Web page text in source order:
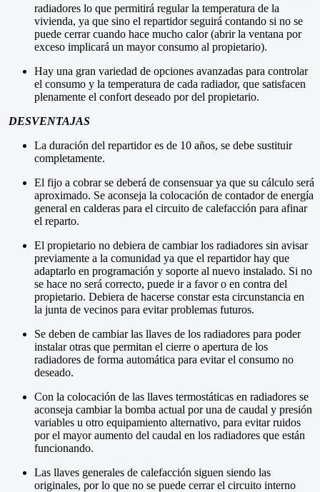
radiadores lo que permitirá regular la temperatura de la
vivienda, ya que sino el repartidor seguirá contando si no se
puede cerrar cuando hace mucho calor (abrir la ventana por
exceso implicará un mayor consumo al propietario).
Hay una gran variedad de opciones avanzadas para controlar
el consumo y la temperatura de cada radiador, que satisfacen
plenamente el confort deseado por del propietario.
DESVENTAJAS
La duración del repartidor es de 10 años, se debe sustituir
completamente.
El fijo a cobrar se deberá de consensuar ya que su cálculo será
aproximado. Se aconseja la colocación de contador de energía
general en calderas para el circuito de calefacción para afinar
el reparto.
El propietario no debiera de cambiar los radiadores sin avisar
previamente a la comunidad ya que el repartidor hay que
adaptarlo en programación y soporte al nuevo instalado. Si no
se hace no será correcto, puede ir a favor o en contra del
propietario. Debiera de hacerse constar esta circunstancia en
la junta de vecinos para evitar problemas futuros.
Se deben de cambiar las llaves de los radiadores para poder
instalar otras que permitan el cierre o apertura de los
radiadores de forma automática para evitar el consumo no
deseado.
Con la colocación de las llaves termostáticas en radiadores se
aconseja cambiar la bomba actual por una de caudal y presión
variables u otro equipamiento alternativo, para evitar ruidos
por el mayor aumento del caudal en los radiadores que están
funcionando.
Las llaves generales de calefacción siguen siendo las
originales, por lo que no se puede cerrar el circuito interno